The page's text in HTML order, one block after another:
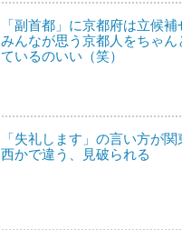
「副首都」に京都府は立候
みんなが思う京都人をちゃん
ているのいい（笑）
「失礼します」の言い方が関
西かで違う、見破られる